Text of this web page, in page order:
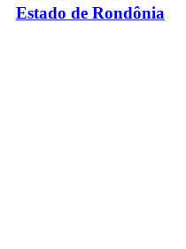
Estado de Rondônia